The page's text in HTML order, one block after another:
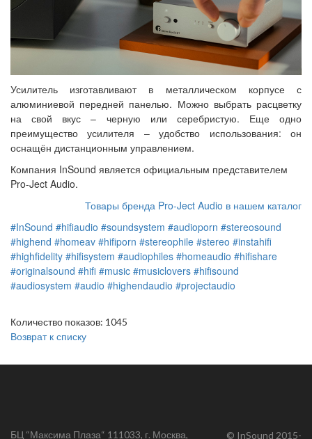
Усилитель изготавливают в металлическом корпусе с
алюминиевой передней панелью. Можно выбрать расцветку
на свой вкус – черную или серебристую. Еще одно
преимущество усилителя – удобство использования: он
оснащён дистанционным управлением.
Компания InSound является официальным представителем
Pro-Ject Audio.
Товары бренда Pro-Ject Audio в нашем каталог
#InSound #hifiaudio #soundsystem #audioporn #stereosound
#highend #homeav #hifiporn #stereophile #stereo #instahifi
#highfidelity #hifisystem #audiophiles #homeaudio #hifishare
#originalsound #hifi #music #musiclovers #hifisound
#audiosystem #audio #highendaudio #projectaudio
Количество показов: 1045
Возврат к списку
БЦ “Максима Плаза“ 111033, г. Москва, © InSound 2015-